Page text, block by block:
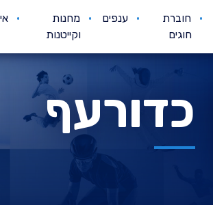
חוברת
חוגים
ענפים
מחנות
וקייטנות
כדורעף